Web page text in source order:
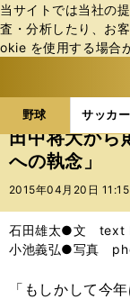
当サイトでは当社の
査・分析したり、お
okie を使⽤する場合
野球 サッカー
b
ス
ポ
ル
バ
野球の記事
田中将大から
への執念」
2015年04月20日 11:15
石田雄太●文 text
小池義弘●写真
「もしかして今